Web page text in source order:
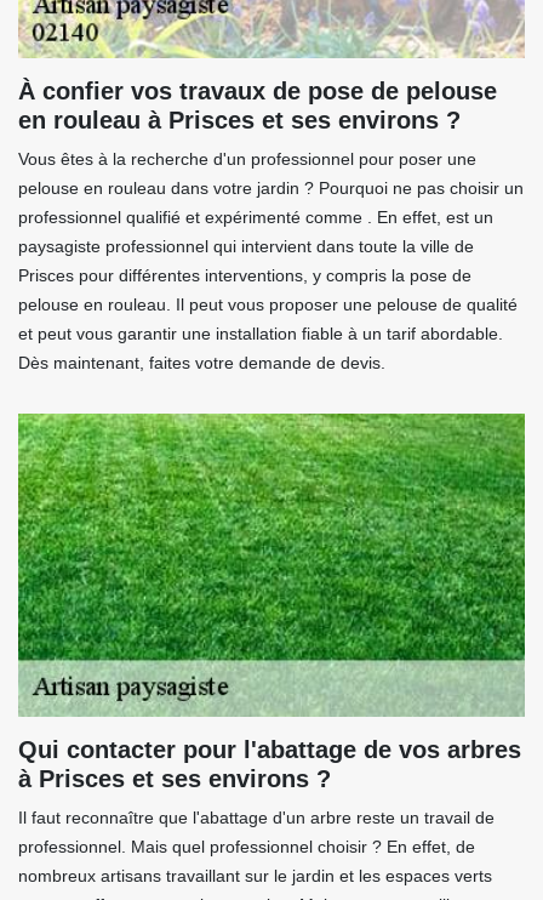
À confier vos travaux de pose de pelouse
en rouleau à Prisces et ses environs ?
Vous êtes à la recherche d'un professionnel pour poser une
pelouse en rouleau dans votre jardin ? Pourquoi ne pas choisir un
professionnel qualifié et expérimenté comme . En effet, est un
paysagiste professionnel qui intervient dans toute la ville de
Prisces pour différentes interventions, y compris la pose de
pelouse en rouleau. Il peut vous proposer une pelouse de qualité
et peut vous garantir une installation fiable à un tarif abordable.
Dès maintenant, faites votre demande de devis.
Qui contacter pour l'abattage de vos arbres
à Prisces et ses environs ?
Il faut reconnaître que l'abattage d'un arbre reste un travail de
professionnel. Mais quel professionnel choisir ? En effet, de
nombreux artisans travaillant sur le jardin et les espaces verts